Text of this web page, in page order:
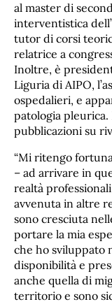
al master di
interventistica
tutor di corsi
relatrice a
Inoltre, è
Liguria di AIPO,
ospedalieri, e
patologia pleurica.
pubblicazioni su
“Mi ritengo
– ad arrivare in
realtà
avvenuta in altre
sono cresciuta
portare la mia
che ho sviluppato
disponibilità e
anche quella di
territorio e sono